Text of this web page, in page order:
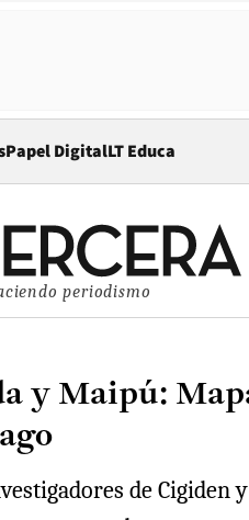
Papel DigitalOpens in new
LT Educa
periodismo
y Maipú:
de Cigiden